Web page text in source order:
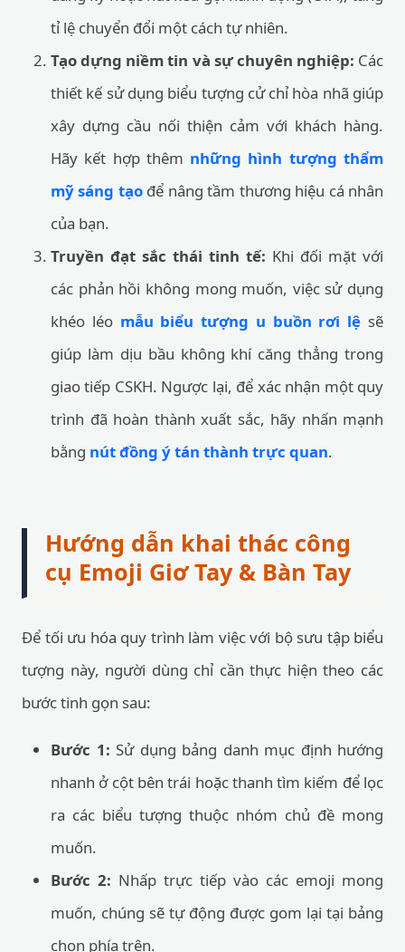
tỉ lệ chuyển đổi một cách tự nhiên.
Tạo dựng niềm tin và sự chuyên nghiệp: Các
thiết kế sử dụng biểu tượng cử chỉ hòa nhã giúp
xây dựng cầu nối thiện cảm với khách hàng.
Hãy kết hợp thêm những hình tượng thẩm
mỹ sáng tạođể nâng tầm thương hiệu cá nhân
của bạn.
Truyền đạt sắc thái tinh tế: Khi đối mặt với
các phản hồi không mong muốn, việc sử dụng
khéo léo mẫu biểu tượng u buồn rơi lệ sẽ
giúp làm dịu bầu không khí căng thẳng trong
giao tiếp CSKH. Ngược lại, để xác nhận một quy
trình đã hoàn thành xuất sắc, hãy nhấn mạnh
bằng nút đồng ý tán thành trực quan.
Hướng dẫn khai thác công
cụ Emoji Giơ Tay & Bàn Tay
Để tối ưu hóa quy trình làm việc với bộ sưu tập biểu
tượng này, người dùng chỉ cần thực hiện theo các
bước tinh gọn sau:
Bước 1: Sử dụng bảng danh mục định hướng
nhanh ở cột bên trái hoặc thanh tìm kiếm để lọc
ra các biểu tượng thuộc nhóm chủ đề mong
muốn.
Bước 2: Nhấp trực tiếp vào các emoji mong
muốn, chúng sẽ tự động được gom lại tại bảng
chọn phía trên.